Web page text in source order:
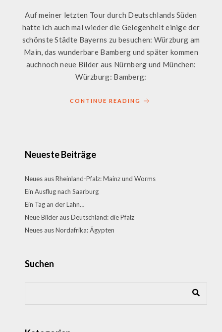
Auf meiner letzten Tour durch Deutschlands Süden
hatte ich auch mal wieder die Gelegenheit einige der
schönste Städte Bayerns zu besuchen: Würzburg am
Main, das wunderbare Bamberg und später kommen
auchnoch neue Bilder aus Nürnberg und München:
Würzburg: Bamberg:
CONTINUE READING
Neueste Beiträge
Neues aus Rheinland-Pfalz: Mainz und Worms
Ein Ausflug nach Saarburg
Ein Tag an der Lahn…
Neue Bilder aus Deutschland: die Pfalz
Neues aus Nordafrika: Ägypten
Suchen